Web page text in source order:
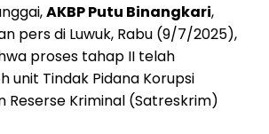
AKBP Putu Binangkari,
pers di Luwuk, Rabu (9/7/2025),
proses tahap II telah
unit Tindak Pidana Korupsi
Reserse Kriminal (Satreskrim)